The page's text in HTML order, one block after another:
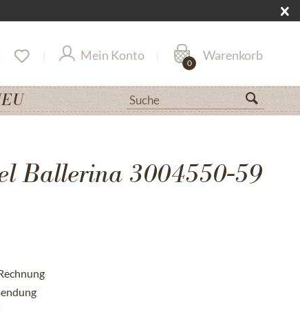
Mein Konto Warenkorb
0
Ballerina 3004550-59